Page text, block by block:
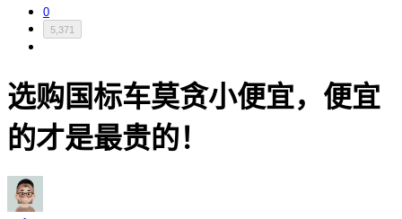
0
5,371
选购国标车莫贪小便宜，便宜
的才是最贵的！